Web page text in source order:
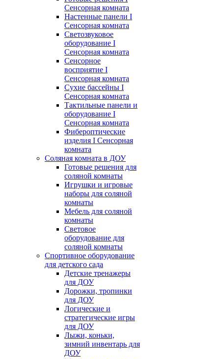
Сенсорная комната
Настенные панели I
Сенсорная комната
Светозвуковое
оборудование I
Сенсорная комната
Сенсорное
восприятие I
Сенсорная комната
Сухие бассейны I
Сенсорная комната
Тактильные панели и
оборудование I
Сенсорная комната
Фибероптические
изделия I Сенсорная
комната
Соляная комната в ДОУ
Готовые решения для
соляной комнаты
Игрушки и игровые
наборы для соляной
комнаты
Мебель для соляной
комнаты
Световое
оборудование для
соляной комнаты
Спортивное оборудование
для детского сада
Детские тренажеры
для ДОУ
Дорожки, тропинки
для ДОУ
Логические и
стратегические игры
для ДОУ
Лыжи, коньки,
зимний инвентарь для
ДОУ